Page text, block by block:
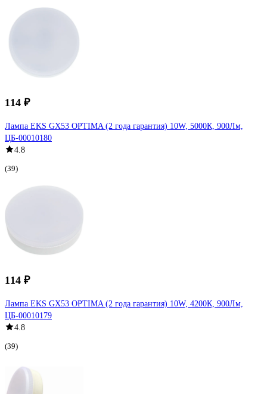
114 ₽
Лампа EKS GX53 OPTIMA (2 года гарантия) 10W, 5000К, 900Лм,
ЦБ-00010180
4.8
(39)
114 ₽
Лампа EKS GX53 OPTIMA (2 года гарантия) 10W, 4200К, 900Лм,
ЦБ-00010179
4.8
(39)